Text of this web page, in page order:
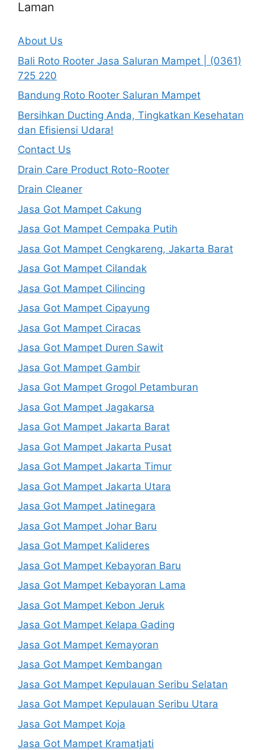
Laman
About Us
Bali Roto Rooter Jasa Saluran Mampet | (0361)
725 220
Bandung Roto Rooter Saluran Mampet
Bersihkan Ducting Anda, Tingkatkan Kesehatan
dan Efisiensi Udara!
Contact Us
Drain Care Product Roto-Rooter
Drain Cleaner
Jasa Got Mampet Cakung
Jasa Got Mampet Cempaka Putih
Jasa Got Mampet Cengkareng, Jakarta Barat
Jasa Got Mampet Cilandak
Jasa Got Mampet Cilincing
Jasa Got Mampet Cipayung
Jasa Got Mampet Ciracas
Jasa Got Mampet Duren Sawit
Jasa Got Mampet Gambir
Jasa Got Mampet Grogol Petamburan
Jasa Got Mampet Jagakarsa
Jasa Got Mampet Jakarta Barat
Jasa Got Mampet Jakarta Pusat
Jasa Got Mampet Jakarta Timur
Jasa Got Mampet Jakarta Utara
Jasa Got Mampet Jatinegara
Jasa Got Mampet Johar Baru
Jasa Got Mampet Kalideres
Jasa Got Mampet Kebayoran Baru
Jasa Got Mampet Kebayoran Lama
Jasa Got Mampet Kebon Jeruk
Jasa Got Mampet Kelapa Gading
Jasa Got Mampet Kemayoran
Jasa Got Mampet Kembangan
Jasa Got Mampet Kepulauan Seribu Selatan
Jasa Got Mampet Kepulauan Seribu Utara
Jasa Got Mampet Koja
Jasa Got Mampet Kramatjati